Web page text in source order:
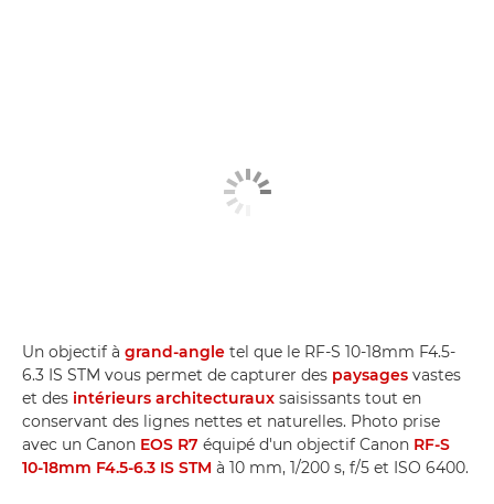
Un objectif à grand-angle tel que le RF-S 10-18mm F4.5-
6.3 IS STM vous permet de capturer des paysages vastes
et des intérieurs architecturaux saisissants tout en
conservant des lignes nettes et naturelles. Photo prise
avec un Canon EOS R7 équipé d'un objectif Canon RF-S
10-18mm F4.5-6.3 IS STM à 10 mm, 1/200 s, f/5 et ISO 6400.